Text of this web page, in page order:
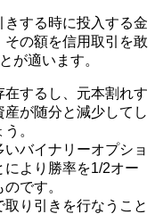
する時に投入する金
の額を信用取引を敢
が適います。
するし、元本割れす
が随分と減少してし
。
バイナリーオプショ
より勝率を1/2オー
です。
り引きを行なうこと